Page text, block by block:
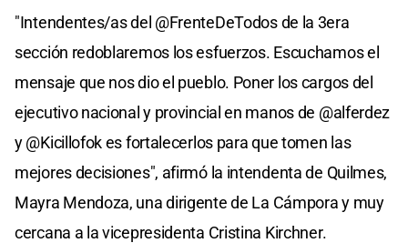
"Intendentes/as del @FrenteDeTodos de la 3era
sección redoblaremos los esfuerzos. Escuchamos el
mensaje que nos dio el pueblo. Poner los cargos del
ejecutivo nacional y provincial en manos de @alferdez
y @Kicillofok es fortalecerlos para que tomen las
mejores decisiones", afirmó la intendenta de Quilmes,
Mayra Mendoza, una dirigente de La Cámpora y muy
cercana a la vicepresidenta Cristina Kirchner.